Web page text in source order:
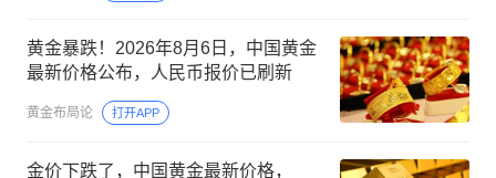
黄金暴跌！2026年8月6日，中国黄金
最新价格公布，人民币报价已刷新
黄金布局论 打开APP
金价下跌了，中国黄金最新价格，